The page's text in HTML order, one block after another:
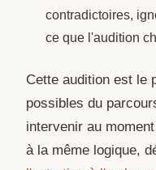
contradictoires,
ce que l'audition
Cette audition est le
possibles du
intervenir au
à la même logique,